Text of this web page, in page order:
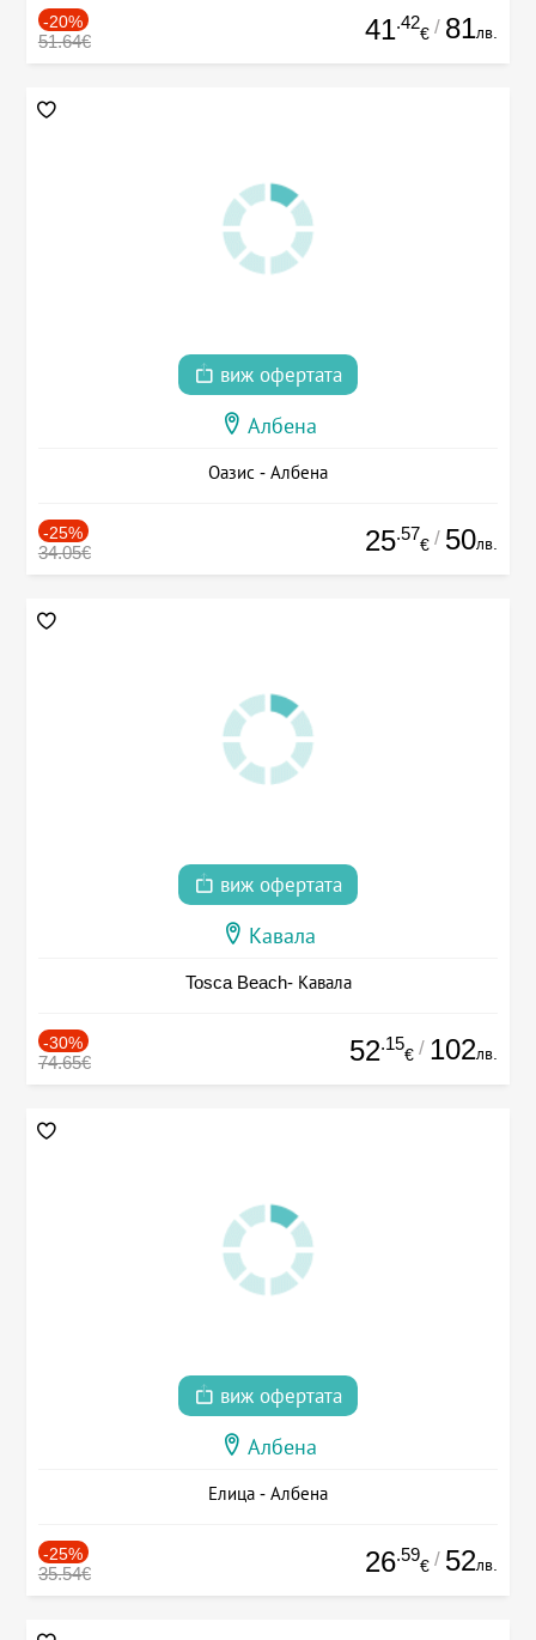
-20%
51.64€ 41.42
€ / 81лв.
виж офертата
Албена
Оазис - Албена
-25%
34.05€ 25.57
€ / 50лв.
виж офертата
Кавала
Tosca Beach- Кавала
-30%
74.65€ 52.15
€ / 102лв.
виж офертата
Албена
Елица - Албена
-25%
35.54€ 26.59
€ / 52лв.